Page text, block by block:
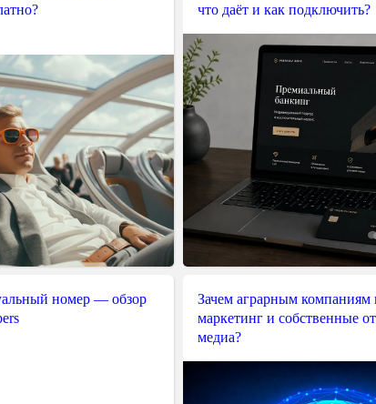
что даёт и как подключить?
номер — обзор
Зачем аграрным компаниям
маркетинг и собственные
медиа?